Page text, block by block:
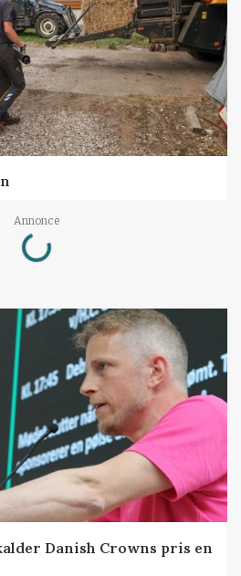
Annonce
Loading...
Danish Crowns pris en